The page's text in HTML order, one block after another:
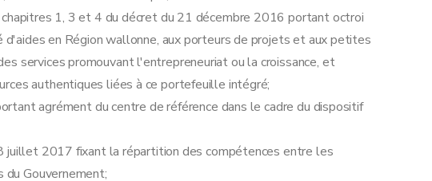
1, 3 et 4 du décret du 21 décembre 2016 portant octroi
en Région wallonne, aux porteurs de projets et aux petites
services promouvant l'entrepreneuriat ou la croissance, et
authentiques liées à ce portefeuille intégré;
agrément du centre de référence dans le cadre du dispositif
juillet 2017 fixant la répartition des compétences entre les
Gouvernement;